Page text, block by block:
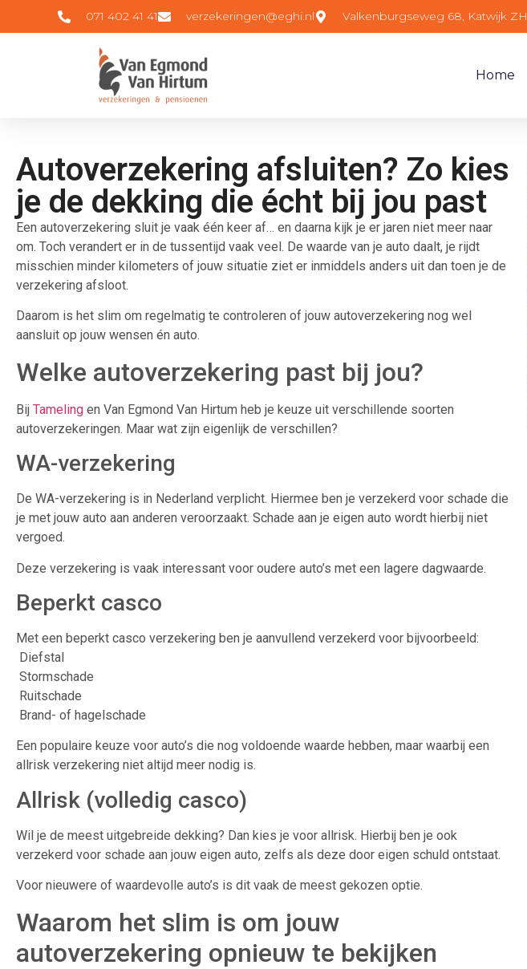
071 402 41 41 verzekeringen@eghi.nl Valkenburgseweg 68, Katwijk ZH
Home
Autoverzekering afsluiten? Zo kies
je de dekking die écht bij jou past
Een autoverzekering sluit je vaak één keer af… en daarna kijk je er jaren niet meer naar
om. Toch verandert er in de tussentijd vaak veel. De waarde van je auto daalt, je rijdt
misschien minder kilometers of jouw situatie ziet er inmiddels anders uit dan toen je de
verzekering afsloot.
Daarom is het slim om regelmatig te controleren of jouw autoverzekering nog wel
aansluit op jouw wensen én auto.
Welke autoverzekering past bij jou?
Bij Tameling en Van Egmond Van Hirtum heb je keuze uit verschillende soorten
autoverzekeringen. Maar wat zijn eigenlijk de verschillen?
WA-verzekering
De WA-verzekering is in Nederland verplicht. Hiermee ben je verzekerd voor schade die
je met jouw auto aan anderen veroorzaakt. Schade aan je eigen auto wordt hierbij niet
vergoed.
Deze verzekering is vaak interessant voor oudere auto’s met een lagere dagwaarde.
Beperkt casco
Met een beperkt casco verzekering ben je aanvullend verzekerd voor bijvoorbeeld:
Diefstal
Stormschade
Ruitschade
Brand- of hagelschade
Een populaire keuze voor auto’s die nog voldoende waarde hebben, maar waarbij een
allrisk verzekering niet altijd meer nodig is.
Allrisk (volledig casco)
Wil je de meest uitgebreide dekking? Dan kies je voor allrisk. Hierbij ben je ook
verzekerd voor schade aan jouw eigen auto, zelfs als deze door eigen schuld ontstaat.
Voor nieuwere of waardevolle auto’s is dit vaak de meest gekozen optie.
Waarom het slim is om jouw
autoverzekering opnieuw te bekijken